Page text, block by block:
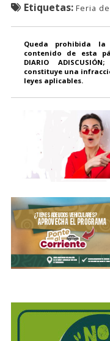
Etiquetas: Feria
Queda prohibida
contenido de esta
DIARIO
constituye una
leyes aplicables.